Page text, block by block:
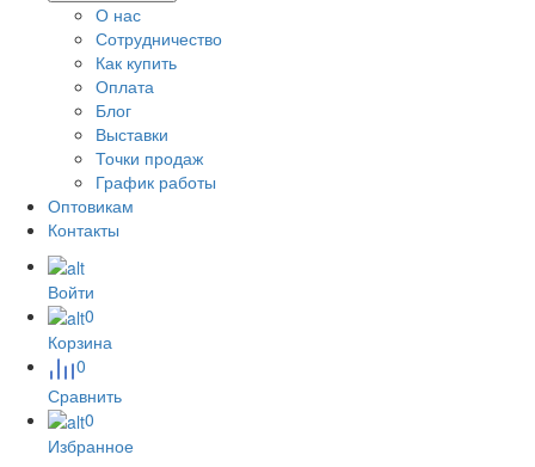
О нас
Сотрудничество
Как купить
Оплата
Блог
Выставки
Точки продаж
График работы
Оптовикам
Контакты
Войти
0
Корзина
0
Сравнить
0
Избранное